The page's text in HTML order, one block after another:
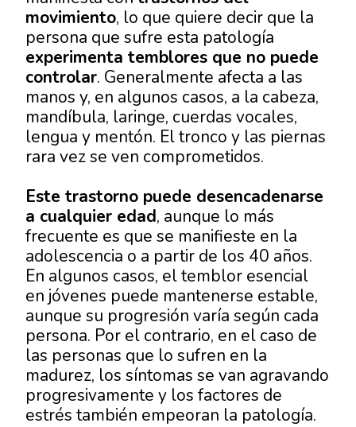
movimiento, lo que quiere decir que la
persona que sufre esta patología
experimenta temblores que no puede
controlar. Generalmente afecta a las
manos y, en algunos casos, a la cabeza,
mandíbula, laringe, cuerdas vocales,
lengua y mentón. El tronco y las piernas
rara vez se ven comprometidos.
Este trastorno puede desencadenarse
a cualquier edad, aunque lo más
frecuente es que se manifieste en la
adolescencia o a partir de los 40 años.
En algunos casos, el temblor esencial
en jóvenes puede mantenerse estable,
aunque su progresión varía según cada
persona. Por el contrario, en el caso de
las personas que lo sufren en la
madurez, los síntomas se van agravando
progresivamente y los factores de
estrés también empeoran la patología.